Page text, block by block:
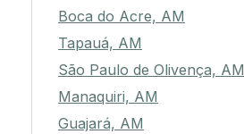
Boca do Acre, AM
Tapauá, AM
São Paulo de Olivença, AM
Manaquiri, AM
Guajará, AM